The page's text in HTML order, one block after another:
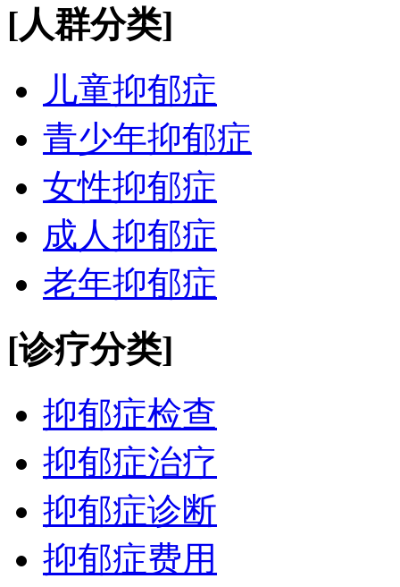
[人群分类]
儿童抑郁症
青少年抑郁症
女性抑郁症
成人抑郁症
老年抑郁症
[诊疗分类]
抑郁症检查
抑郁症治疗
抑郁症诊断
抑郁症费用